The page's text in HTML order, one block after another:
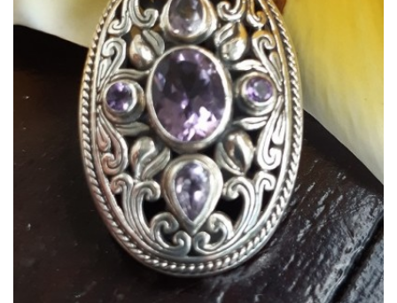
Dans mon panier
APERÇU RAPIDE